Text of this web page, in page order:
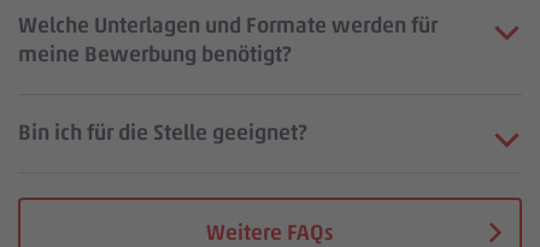
Welche Unterlagen und Formate werden für
meine Bewerbung benötigt?
Bin ich für die Stelle geeignet?
Weitere FAQs